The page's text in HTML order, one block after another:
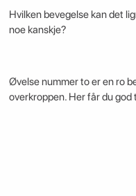
Hvilken bevegelse kan det
noe kanskje?
Øvelse nummer to er en ro
overkroppen. Her får du god